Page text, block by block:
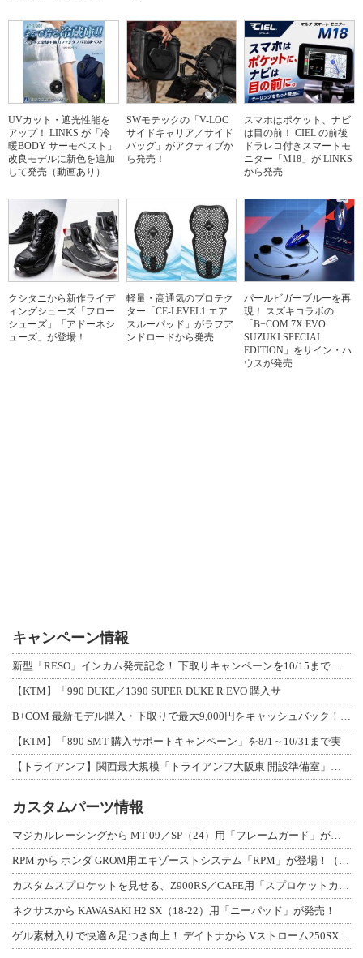
UVカット・遮光性能を
アップ！ LINKS が「冷
暖BODY サーモベスト」
改良モデルに新色を追加
して発売（動画あり）
SWモテックの「V-LOC
サイドキャリア／サイド
バッグ」がアクティブか
ら発売！
スマホはポケット、ナビ
は目の前！ CIEL の前後
ドラレコ付きスマートモ
ニター「M18」が LINKS
から発売
クシタニから新作ライデ
ィングシューズ「フロー
シューズ」「アドーネシ
ューズ」が登場！
軽量・高通気のプロテク
ター「CE-LEVEL1 エア
スルーパッド」がラフア
ンドロードから発売
パールビガーブルーを再
現！ スズキコラボの
「B+COM 7X EVO
SUZUKI SPECIAL
EDITION」をサイン・ハ
ウスが発売
キャンペーン情報
【KTM】「990 DUKE／1390 SUPER DUKE R EVO 購入サ
【KTM】「890 SMT 購入サポートキャンペーン」を8/1～10/31まで実
カスタムパーツ情報
ネクサスから KAWASAKI H2 SX（18-22）用「ニーパッド」が発売！